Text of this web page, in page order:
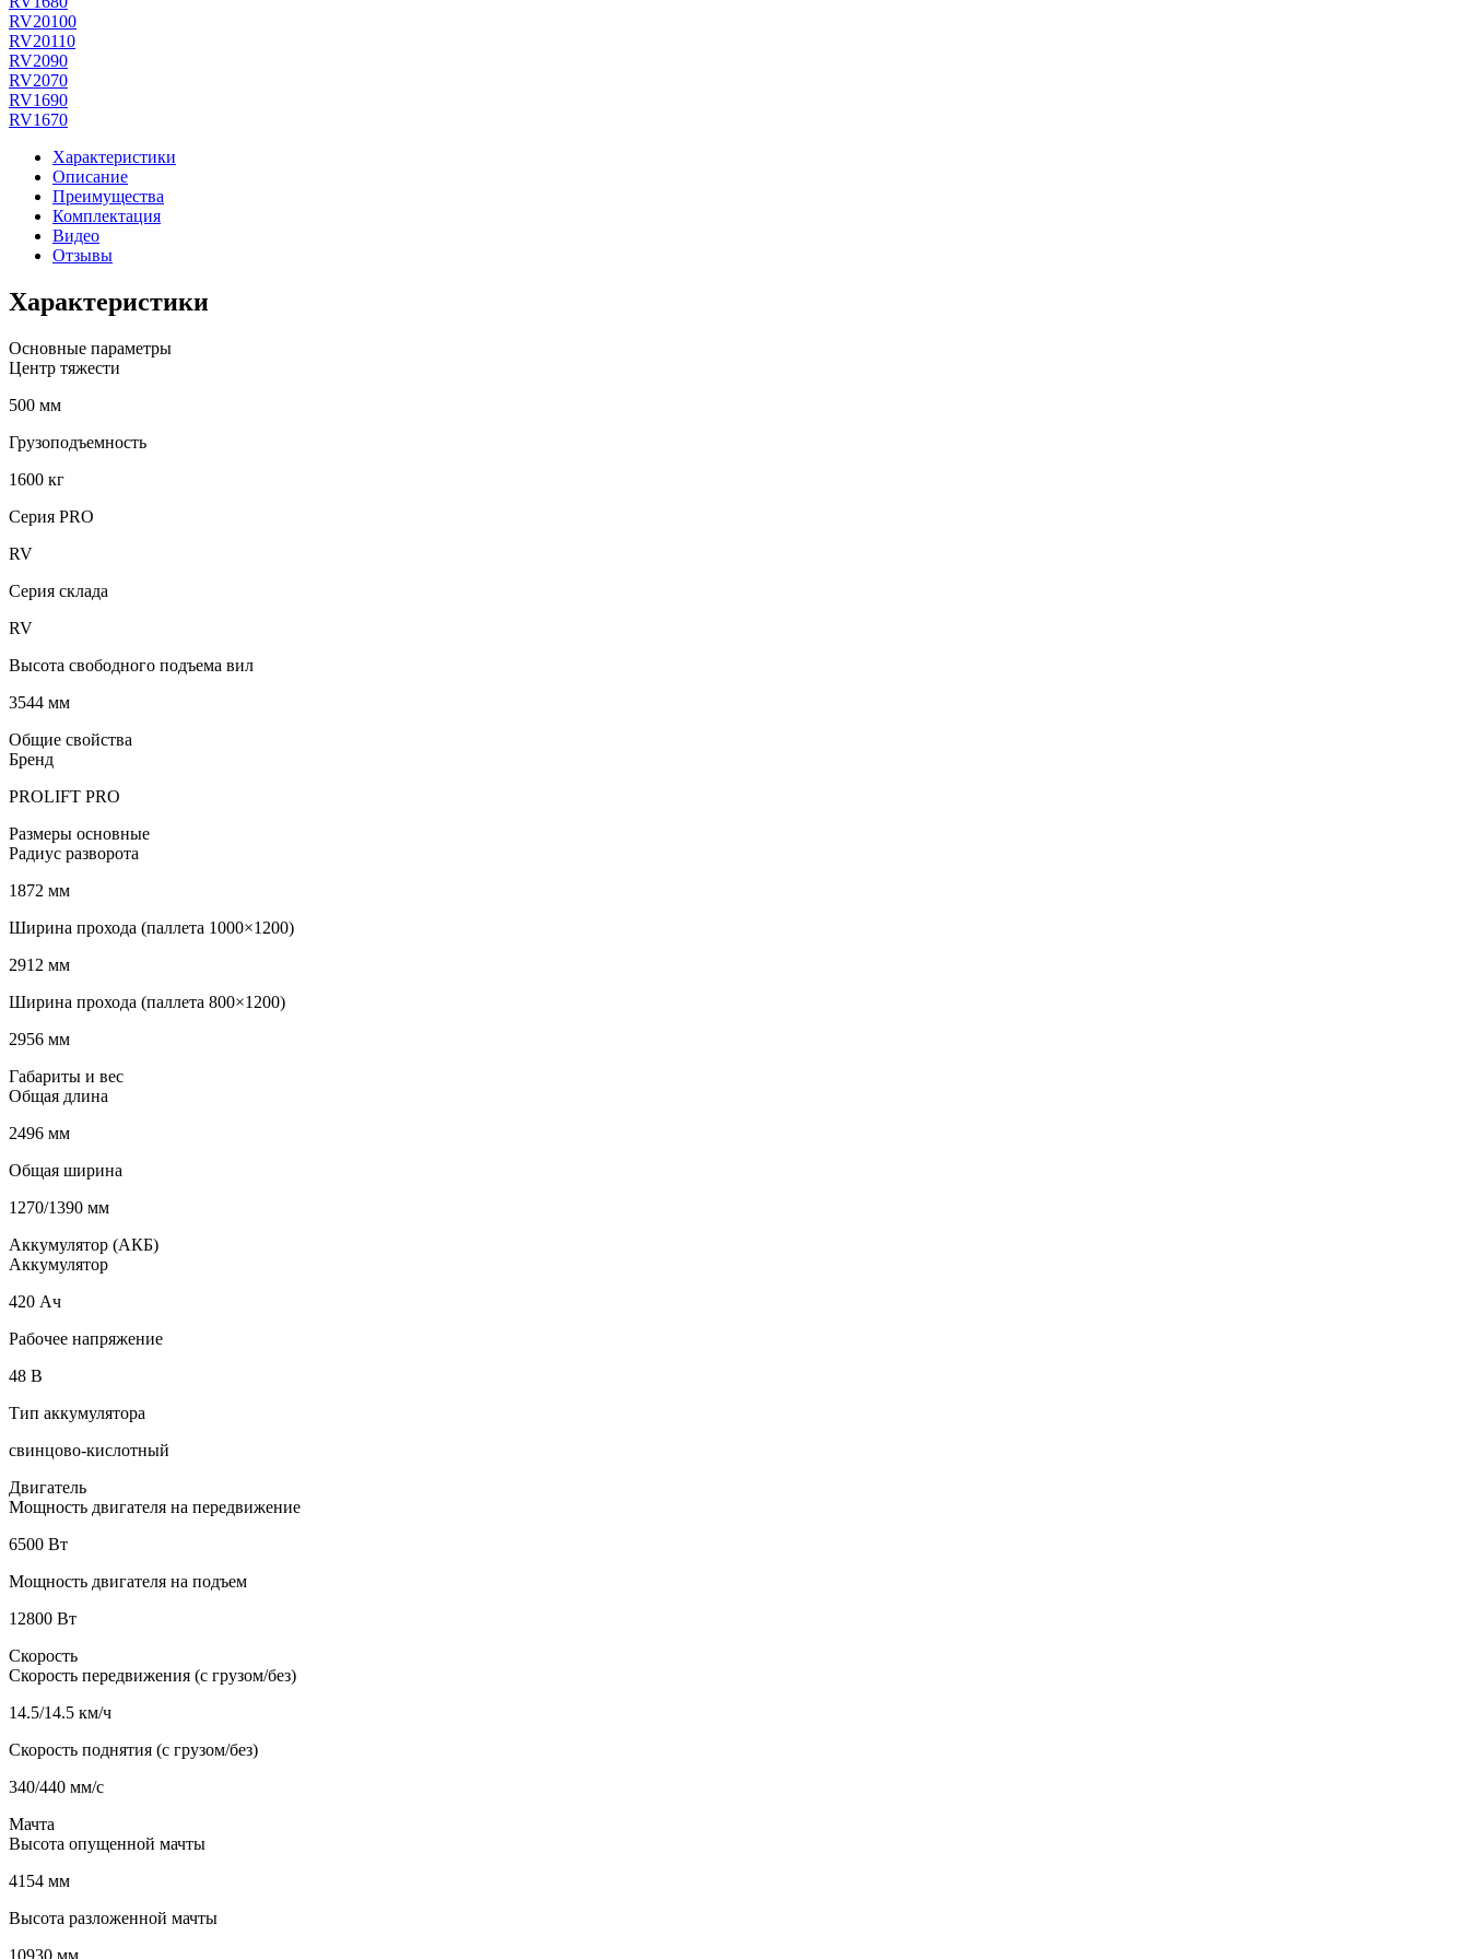
RV20100
RV20110
RV2090
RV2070
RV1690
RV1670
Характеристики
Описание
Преимущества
Комплектация
Видео
Отзывы
Характеристики
Основные параметры
Центр тяжести
500 мм
Грузоподъемность
1600 кг
Серия PRO
RV
Серия склада
RV
Высота свободного подъема вил
3544 мм
Общие свойства
Бренд
PROLIFT PRO
Размеры основные
Радиус разворота
1872 мм
Ширина прохода (паллета 1000×1200)
2912 мм
Ширина прохода (паллета 800×1200)
2956 мм
Габариты и вес
Общая длина
2496 мм
Общая ширина
1270/1390 мм
Аккумулятор (АКБ)
Аккумулятор
420 Ач
Рабочее напряжение
48 В
Тип аккумулятора
свинцово-кислотный
Двигатель
Мощность двигателя на передвижение
6500 Вт
Мощность двигателя на подъем
12800 Вт
Скорость
Скорость передвижения (с грузом/без)
14.5/14.5 км/ч
Скорость поднятия (с грузом/без)
340/440 мм/с
Мачта
Высота опущенной мачты
4154 мм
Высота разложенной мачты
10930 мм